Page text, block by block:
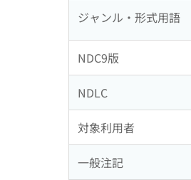
ジャンル・形式用語
NDC9版
NDLC
対象利用者
一般注記